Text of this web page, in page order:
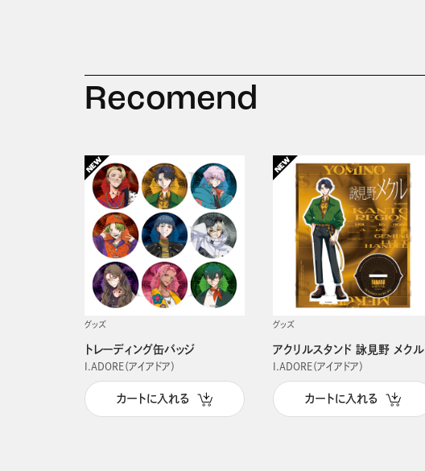
Recomend
グッズ
トレーディング缶バッジ
I.ADORE（アイアドア）
カートに入れる
グッズ
アクリルスタンド 詠見野 メクル
I.ADORE（アイアドア）
カートに入れる